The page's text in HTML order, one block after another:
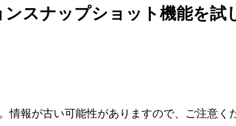
スナップショット機能を試
報が古い可能性がありますので、ご注意く